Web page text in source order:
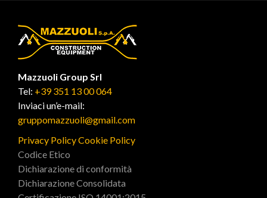
Mazzuoli Group Srl
Tel: +39 351 13 00 064
Inviaci un’e-mail:
gruppomazzuoli@gmail.com
Privacy PolicyCookie Policy
Codice Etico
Dichiarazione di conformità
Dichiarazione Consolidata